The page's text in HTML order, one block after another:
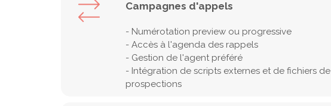
Campagnes d'appels
- Numérotation preview ou progressive
- Accès à l'agenda des rappels
- Gestion de l'agent préféré
- Intégration de scripts externes et de fichiers de
prospections